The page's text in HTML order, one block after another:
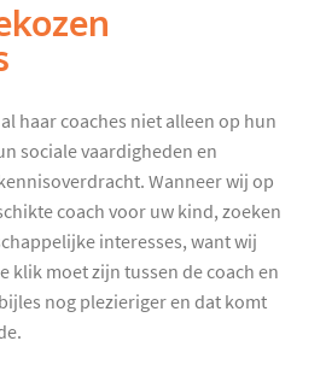
haar coaches niet alleen op hun
sociale vaardigheden en
Wanneer wij op
coach voor uw kind, zoeken
interesses, want wij
klik moet zijn tussen de coach en
nog plezieriger en dat komt